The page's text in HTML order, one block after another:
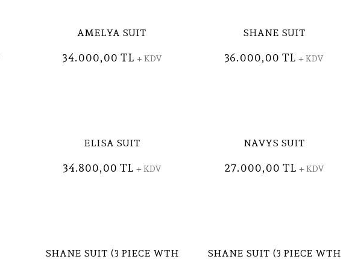
AMELYA SUIT
34.000,00 TL + KDV
SHANE SUIT
36.000,00 TL + KDV
ELISA SUIT
34.800,00 TL + KDV
NAVYS SUIT
27.000,00 TL + KDV
SHANE SUIT (3 PIECE WTH
SHANE SUIT (3 PIECE WTH